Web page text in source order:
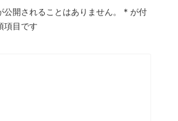
公開されることはありません。 * が付
項目です